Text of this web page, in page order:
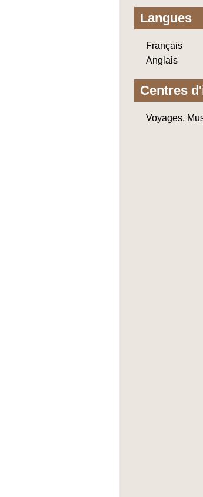
Langues
Français
Anglais
Centres
Voyages,